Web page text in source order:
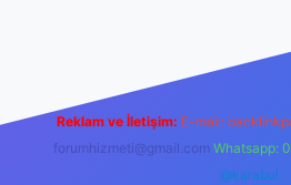
Reklam ve İletişim: E-mail:
forumhizmeti@gmail.com Whatsapp:
@karabul